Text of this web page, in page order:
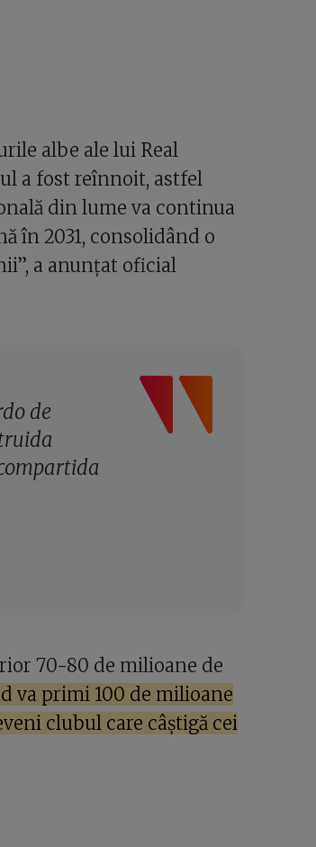
albe ale lui Real
a fost reînnoit, astfel
din lume va continua
în 2031, consolidând o
a anunțat oficial
de
70-80 de milioane de
va primi 100 de milioane
clubul care câștigă cei